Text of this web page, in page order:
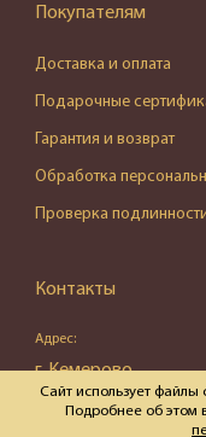
Покупателям
Доставка и оплата
Подарочные
Гарантия и возврат
Обработка
Проверка
Контакты
Адрес:
г. Кемерово,
ул. Весенняя, д. 16,
Сайт использует
Подробнее об этом